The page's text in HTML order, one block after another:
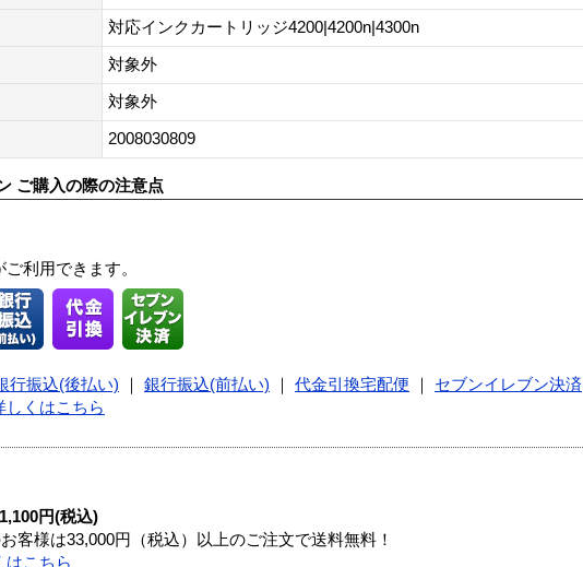
対応インクカートリッジ4200|4200n|4300n
対象外
対象外
2008030809
ご購入の際の注意点
利用できます。
行振込(後払い) 銀行振込(前払い) 代金引換宅配便
セブンイレブン決済
しくはこちら
円(税込)
客様は33,000円（税込）以上のご注文で送料無料！
はこちら